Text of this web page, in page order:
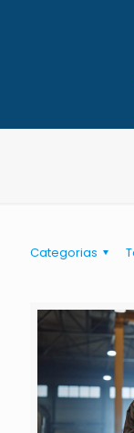
Categorias